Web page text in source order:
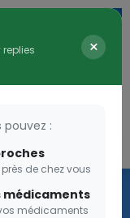
replies
×
:
de chez vous
médicaments
médicaments